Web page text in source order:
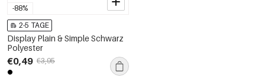
-88%
2-5 TAGE
Display Plain & Simple Schwarz
Polyester
€0,49 €3,95